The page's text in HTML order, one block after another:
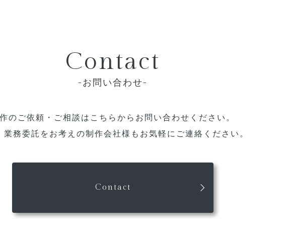
Contact
お問い合わせ
のご依頼・ご相談は こちらからお問い合わせください。
業務委託をお考えの制作会社様も お気軽にご連絡ください。
Contact